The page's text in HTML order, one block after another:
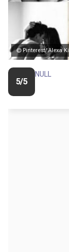
© Pinterest/ Alexa
5/5
NULL